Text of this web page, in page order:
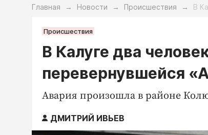
Главная → Новости → Происшествия → В
Происшествия
В Калуге два
перевернувшейся
Авария произошла в районе
ДМИТРИЙ ИВЬЕВ